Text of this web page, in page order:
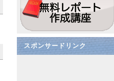
スポンサードリンク